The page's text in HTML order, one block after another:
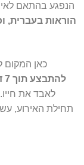
הנפגע בהתאם
הוראות בעברית,
כאן המקום
להתבצע תוך 7 דקות מרגע תחילת האירוע
לאבד את